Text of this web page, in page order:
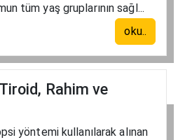
tüm yaş gruplarının sağl...
oku..
Rahim ve
yöntemi kullanılarak alınan